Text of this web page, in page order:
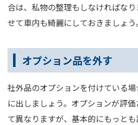
合は、私物の整理もしなければな
せて車内も綺麗にしておきましょう。
オプション品を外す
社外品のオプションを付けている
に出しましょう。オプションが評
て異なりますが、基本的にもっと